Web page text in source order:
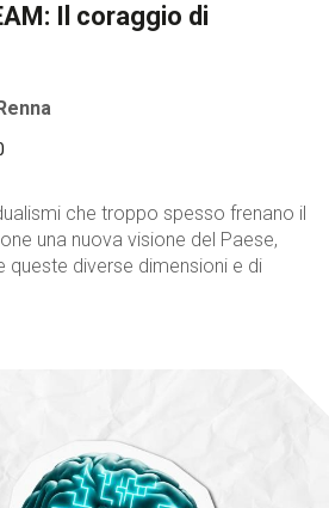
Il coraggio di
che troppo spesso frenano il
una nuova visione del Paese,
queste diverse dimensioni e di